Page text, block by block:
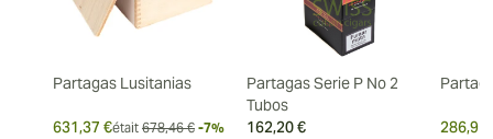
Partagas Lusitanias
631,37 €était 678,46 € -7%
Partagas Serie P No 2
Tubos
162,20 €
286,91